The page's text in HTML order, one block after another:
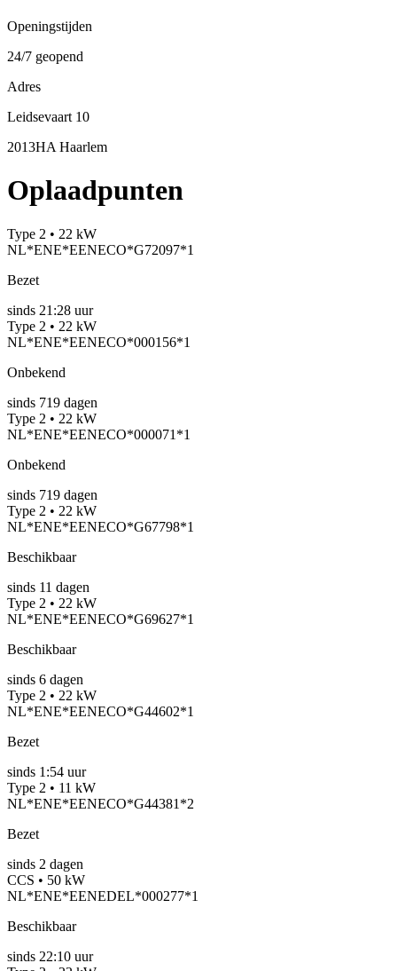
Openingstijden
24/7 geopend
Adres
Leidsevaart 10
2013HA Haarlem
Oplaadpunten
Type 2 • 22 kW
NL*ENE*EENECO*G72097*1
Bezet
sinds 21:28 uur
Type 2 • 22 kW
NL*ENE*EENECO*000156*1
Onbekend
sinds 719 dagen
Type 2 • 22 kW
NL*ENE*EENECO*000071*1
Onbekend
sinds 719 dagen
Type 2 • 22 kW
NL*ENE*EENECO*G67798*1
Beschikbaar
sinds 11 dagen
Type 2 • 22 kW
NL*ENE*EENECO*G69627*1
Beschikbaar
sinds 6 dagen
Type 2 • 22 kW
NL*ENE*EENECO*G44602*1
Bezet
sinds 1:54 uur
Type 2 • 11 kW
NL*ENE*EENECO*G44381*2
Bezet
sinds 2 dagen
CCS • 50 kW
NL*ENE*EENEDEL*000277*1
Beschikbaar
sinds 22:10 uur